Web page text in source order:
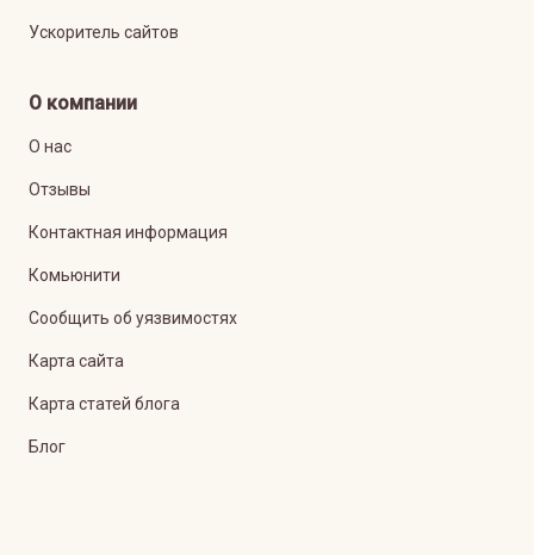
Ускоритель сайтов
О компании
О нас
Отзывы
Контактная информация
Комьюнити
Сообщить об уязвимостях
Карта сайта
Карта статей блога
Блог